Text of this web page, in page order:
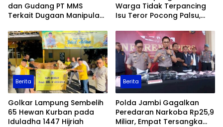
dan Gudang PT MMS
Terkait Dugaan Manipulasi
Warga Tidak Terpancing
Isu Teror Pocong Palsu,
Ditingkatkan
Berita
Golkar Lampung Sembelih
65 Hewan Kurban pada
Iduladha 1447 Hijriah
Berita
Polda Jambi Gagalkan
Peredaran Narkoba Rp25,9
Miliar, Empat Tersangka